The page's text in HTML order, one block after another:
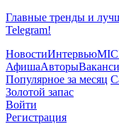
Главные тренды и
Telegram!
НовостиИнтервью
АфишаАвторы
Популярное за месяц
Золотой запас
Войти
Регистрация